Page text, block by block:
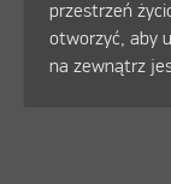
przestrzeń
otworzyć, aby
na zewnątrz